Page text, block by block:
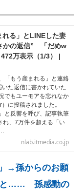
れる」とLINEした妻
かの返信” 「だめw
万表示（1/3） |
「もう産まれる」と連絡
た返信に書かれていた
もユーモアを忘れなか
に投稿されました。
と反響を呼び、記事執筆
れ、7万件を超える「い
nlab.itmedia.co.jp
→孫からのお願
と…… 孫感動の